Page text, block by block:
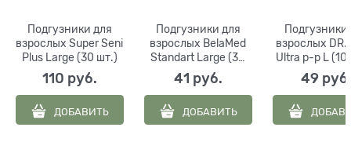
Подгузники для
взрослых Super Seni
Plus Large (30 шт.)
110 руб.
ДОБАВИТЬ
Подгузники для
взрослых BelaMed
Standart Large (30
штук)
41 руб.
ДОБАВИТЬ
Подгузники
взрослых
Ultra р-р L
см), (30
49